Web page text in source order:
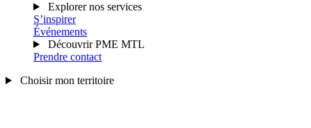
Explorer nos services
S’inspirer
Événements
Découvrir PME MTL
Prendre contact
Choisir mon territoire